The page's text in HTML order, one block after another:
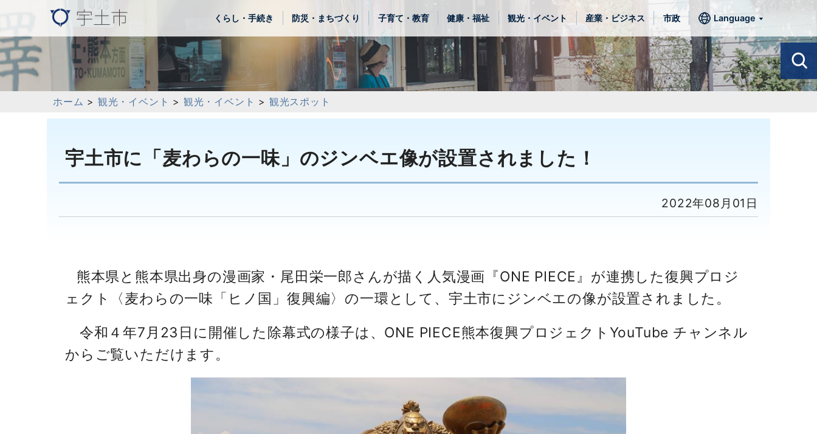
くらし・手続き 防災・まちづくり 子育て・教育 健康・福祉 観光・イベント 産業・ビジネス 市政 Language
ホーム > 観光・イベント > 観光・イベント > 観光スポット
宇土市に「麦わらの一味」のジンベエ像が設置されました！
2022年08月01日
熊本県と熊本県出身の漫画家・尾田栄一郎さんが描く人気漫画『ONE PIECE』が連携した復興プロジ
ェクト〈麦わらの一味「ヒノ国」復興編〉の一環として、宇土市にジンベエの像が設置されました。
令和４年7月23日に開催した除幕式の様子は、ONE PIECE熊本復興プロジェクトYouTube チャンネル
からご覧いただけます。